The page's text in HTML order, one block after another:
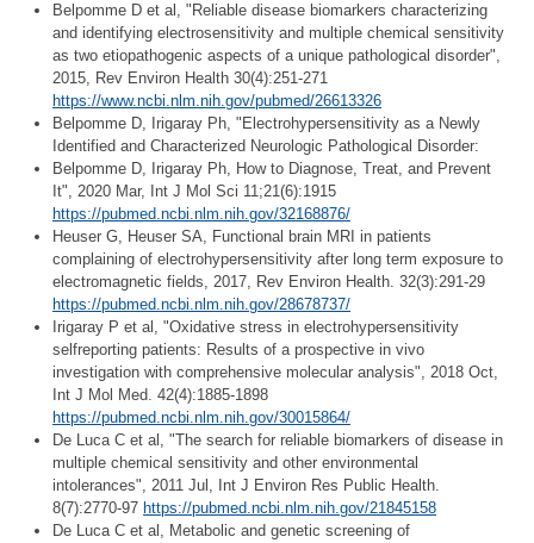
Belpomme D et al, "Reliable disease biomarkers characterizing
and identifying electrosensitivity and multiple chemical sensitivity
as two etiopathogenic aspects of a unique pathological disorder",
2015, Rev Environ Health 30(4):251-271
https://www.ncbi.nlm.nih.gov/pubmed/26613326
Belpomme D, Irigaray Ph, "Electrohypersensitivity as a Newly
Identified and Characterized Neurologic Pathological Disorder:
Belpomme D, Irigaray Ph, How to Diagnose, Treat, and Prevent
It", 2020 Mar, Int J Mol Sci 11;21(6):1915
https://pubmed.ncbi.nlm.nih.gov/32168876/
Heuser G, Heuser SA, Functional brain MRI in patients
complaining of electrohypersensitivity after long term exposure to
electromagnetic fields, 2017, Rev Environ Health. 32(3):291-29
https://pubmed.ncbi.nlm.nih.gov/28678737/
Irigaray P et al, "Oxidative stress in electrohypersensitivity
selfreporting patients: Results of a prospective in vivo
investigation with comprehensive molecular analysis", 2018 Oct,
Int J Mol Med. 42(4):1885-1898
https://pubmed.ncbi.nlm.nih.gov/30015864/
De Luca C et al, "The search for reliable biomarkers of disease in
multiple chemical sensitivity and other environmental
intolerances", 2011 Jul, Int J Environ Res Public Health.
8(7):2770-97 https://pubmed.ncbi.nlm.nih.gov/21845158
De Luca C et al, Metabolic and genetic screening of